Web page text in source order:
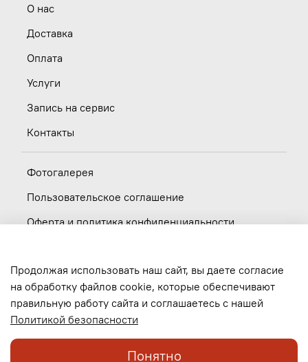
О нас
Доставка
Оплата
Услуги
Запись на сервис
Контакты
Фотогалерея
Пользовательское соглашение
Оферта и политика конфиденциальности
Вакансии
Обратная связь
Продолжая использовать наш сайт, вы даете согласие
на обработку файлов cookie, которые обеспечивают
правильную работу сайта и соглашаетесь с нашей
Политикой безопасности
Понятно